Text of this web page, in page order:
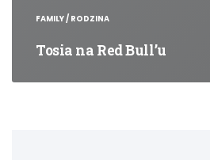
FAMILY / RODZINA
Tosia na Red Bull’u